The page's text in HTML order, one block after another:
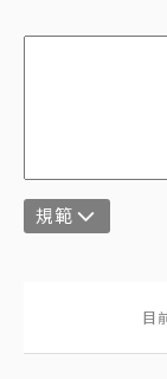
規範